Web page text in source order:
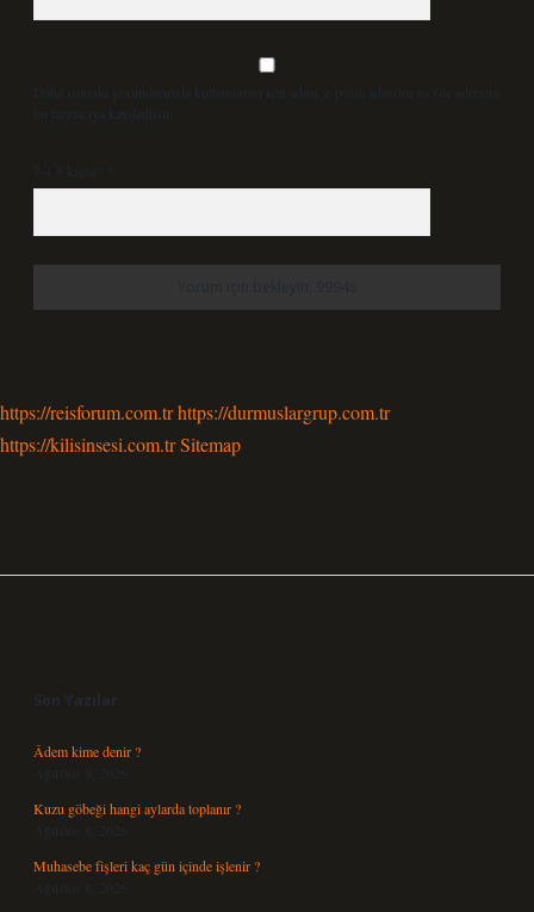
Daha sonraki yorumlarımda kullanılması için adım, e-posta adresim ve site adresim
bu tarayıcıya kaydedilsin.
7 + 8 kaçtır?
https://reisforum.com.trhttps://durmuslargrup.com.tr
https://kilisinsesi.com.trSitemap
Son Yazılar
Âdem kime denir ?
Ağustos 9, 2026
Kuzu göbeği hangi aylarda toplanır ?
Ağustos 8, 2026
Muhasebe fişleri kaç gün içinde işlenir ?
Ağustos 8, 2026